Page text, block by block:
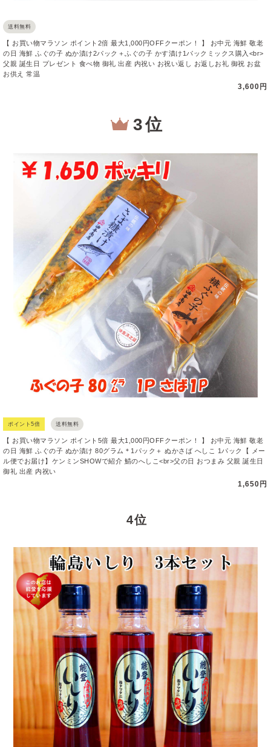
送料無料
【 お買い物マラソン ポイント2倍 最大1,000円OFFクーポン！ 】 お中元 海鮮 敬老
の日 海鮮 ふぐの子 ぬか漬け2パック＋ふぐの子 かす漬け1パックミックス購入<br>
父親 誕生日 プレゼント 食べ物 御礼 出産 内祝い お祝い返し お返しお礼 御祝 お盆
お供え 常温
3,600円
3 位
ポイント5倍 送料無料
【 お買い物マラソン ポイント5倍 最大1,000円OFFクーポン！ 】 お中元 海鮮 敬老
の日 海鮮 ふぐの子 ぬか漬け 80グラム＊1パック＋ ぬかさば へしこ 1パック【 メー
ル便でお届け】ケンミンSHOWで紹介 鯖のへしこ<br>父の日 おつまみ 父親 誕生日
御礼 出産 内祝い
1,650円
4 位